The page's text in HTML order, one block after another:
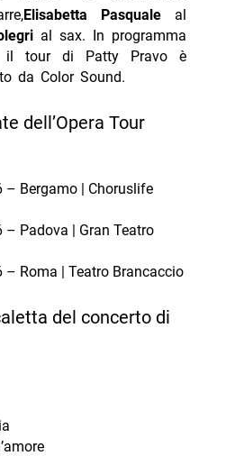
Elisabetta Pasquale al
al sax. In programma
il tour di Patty Pravo è
da Color Sound.
dell’Opera Tour
– Bergamo | Choruslife
– Padova | Gran Teatro
– Roma | Teatro Brancaccio
del concerto di